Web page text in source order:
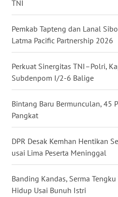
TNI
Pemkab Tapteng dan Lanal
Latma Pacific Partnership 2026
Perkuat Sinergitas TNI–Polri,
Subdenpom I/2-6 Balige
Bintang Baru Bermunculan, 45
Pangkat
DPR Desak Kemhan Hentikan
usai Lima Peserta Meninggal
Banding Kandas, Serma
Hidup Usai Bunuh Istri
WN
BALI
WN
KALBAR
WN